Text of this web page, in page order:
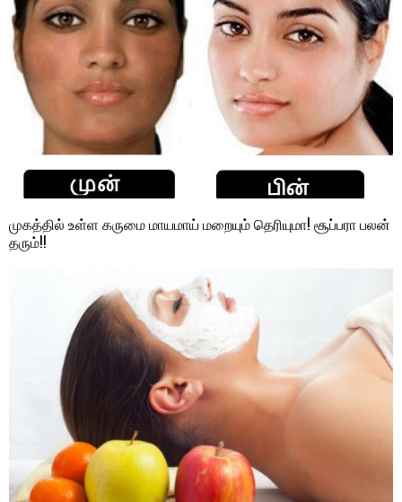
முகத்தில் உள்ள கருமை மாயமாய் மறையும் தெரியுமா! சூப்பரா பலன்
தரும்!!